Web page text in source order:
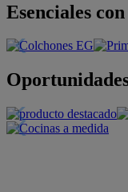
Esenciales